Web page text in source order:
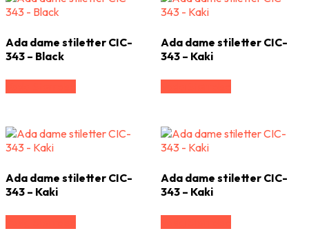
Ada dame stiletter CIC-
343 – Black
Ada dame stiletter CIC-
343 – Kaki
Ada dame stiletter CIC-
343 – Kaki
Ada dame stiletter CIC-
343 – Kaki